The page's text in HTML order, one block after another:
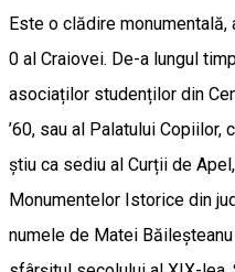
Este o clădire
0 al Craiovei. De-a lungul
asociaților studenților din
’60, sau al Palatului
știu ca sediu al Curții de
Monumentelor Istorice din
numele de Matei